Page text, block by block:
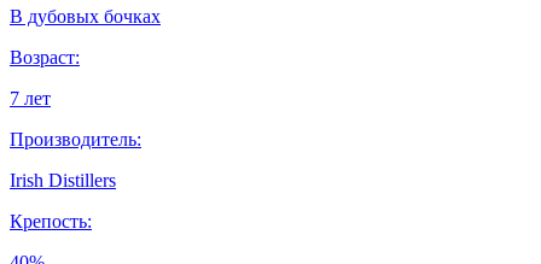
В дубовых бочках
Возраст:
7 лет
Производитель:
Irish Distillers
Крепость: